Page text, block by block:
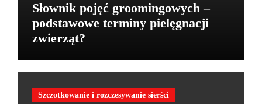
Słownik pojęć groomingowych –
podstawowe terminy pielęgnacji
zwierząt?
Szczotkowanie i rozczesywanie sierści